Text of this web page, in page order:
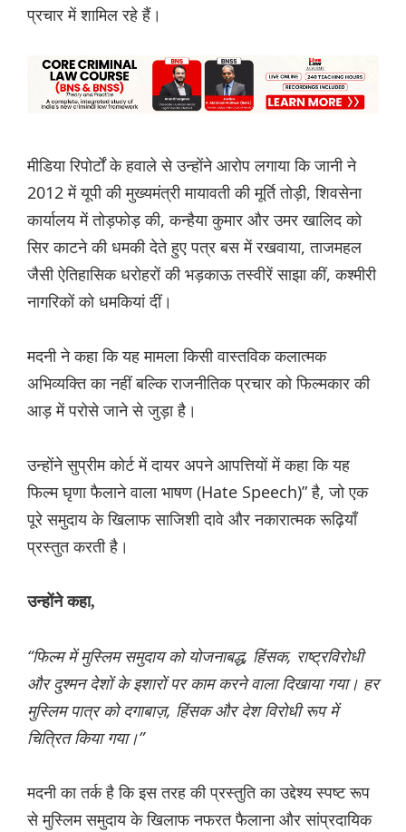
प्रचार में शामिल रहे हैं।
मीडिया रिपोर्टों के हवाले से उन्होंने आरोप लगाया कि जानी ने
2012 में यूपी की मुख्यमंत्री मायावती की मूर्ति तोड़ी, शिवसेना
कार्यालय में तोड़फोड़ की, कन्हैया कुमार और उमर खालिद को
सिर काटने की धमकी देते हुए पत्र बस में रखवाया, ताजमहल
जैसी ऐतिहासिक धरोहरों की भड़काऊ तस्वीरें साझा कीं, कश्मीरी
नागरिकों को धमकियां दीं।
मदनी ने कहा कि यह मामला किसी वास्तविक कलात्मक
अभिव्यक्ति का नहीं बल्कि राजनीतिक प्रचार को फिल्मकार की
आड़ में परोसे जाने से जुड़ा है।
उन्होंने सुप्रीम कोर्ट में दायर अपने आपत्तियों में कहा कि यह
फिल्म घृणा फैलाने वाला भाषण (Hate Speech)” है, जो एक
पूरे समुदाय के खिलाफ साजिशी दावे और नकारात्मक रूढ़ियाँ
प्रस्तुत करती है।
उन्होंने कहा,
“फिल्म में मुस्लिम समुदाय को योजनाबद्ध, हिंसक, राष्ट्रविरोधी
और दुश्मन देशों के इशारों पर काम करने वाला दिखाया गया। हर
मुस्लिम पात्र को दगाबाज़, हिंसक और देश विरोधी रूप में
चित्रित किया गया।”
मदनी का तर्क है कि इस तरह की प्रस्तुति का उद्देश्य स्पष्ट रूप
से मुस्लिम समुदाय के खिलाफ नफरत फैलाना और सांप्रदायिक